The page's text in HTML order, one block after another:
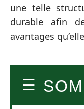
une telle
durable afin
avantages